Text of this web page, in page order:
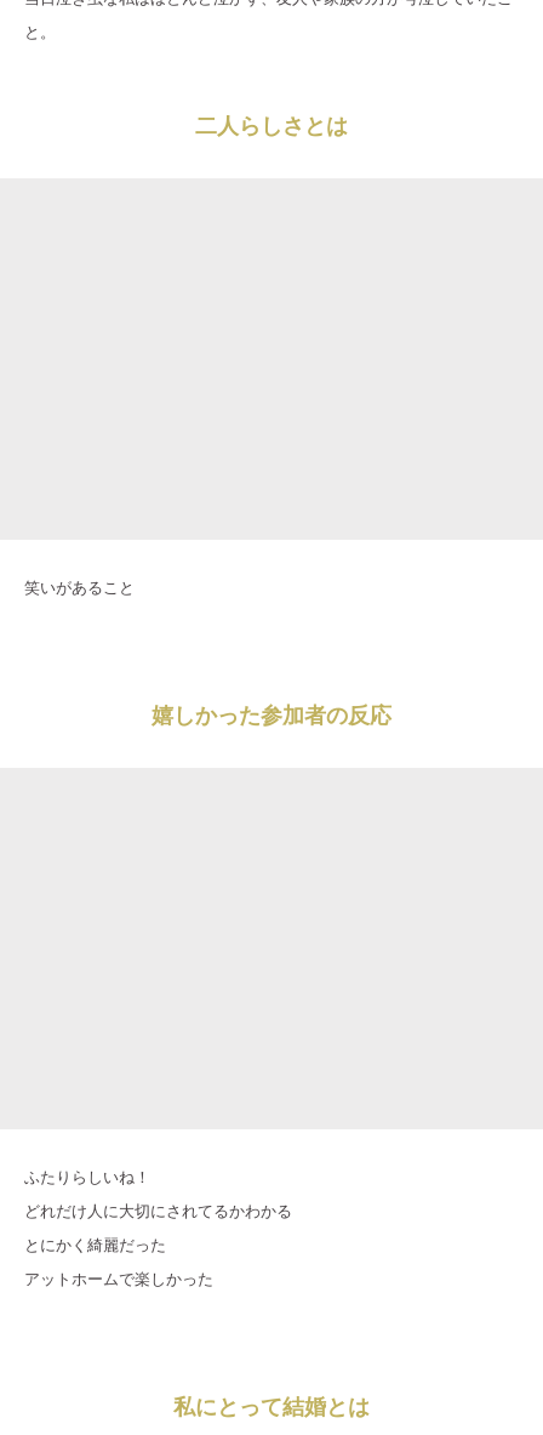
と。
二人らしさとは
笑いがあること
嬉しかった参加者の反応
ふたりらしいね！
どれだけ人に大切にされてるかわかる
とにかく綺麗だった
アットホームで楽しかった
私にとって結婚とは